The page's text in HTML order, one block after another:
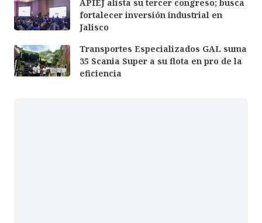
APIEJ alista su tercer congreso; busca
fortalecer inversión industrial en
Jalisco
Transportes Especializados GAL suma
35 Scania Super a su flota en pro de la
eficiencia